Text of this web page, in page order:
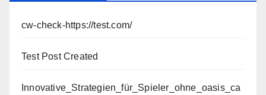
cw-check-https://test.com/
Test Post Created
Innovative_Strategien_für_Spieler_ohne_oasis_ca